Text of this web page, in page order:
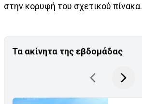
στην κορυφή του σχετικού πίνακα.
Τα ακίνητα της εβδομάδας